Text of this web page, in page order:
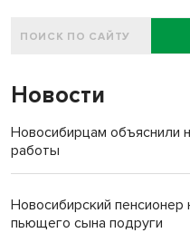
Новости
Новосибирцам объяснили
работы
Новосибирский
пьющего сына подруги